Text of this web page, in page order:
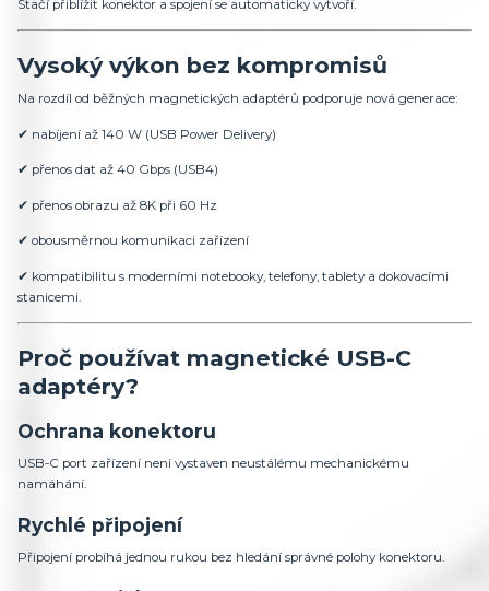
Stačí přiblížit konektor a spojení se automaticky vytvoří.
Vysoký výkon bez kompromisů
Na rozdíl od běžných magnetických adaptérů podporuje nová generace:
✔ nabíjení až 140 W (USB Power Delivery)
✔ přenos dat až 40 Gbps (USB4)
✔ přenos obrazu až 8K při 60 Hz
✔ obousměrnou komunikaci zařízení
✔ kompatibilitu s moderními notebooky, telefony, tablety a dokovacími
stanicemi.
Proč používat magnetické USB-C
adaptéry?
Ochrana konektoru
USB-C port zařízení není vystaven neustálému mechanickému
namáhání.
Rychlé připojení
Připojení probíhá jednou rukou bez hledání správné polohy konektoru.